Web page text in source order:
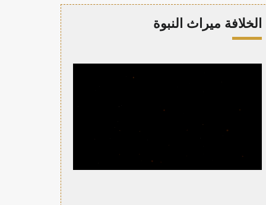
الخلافة ميراث النبوة